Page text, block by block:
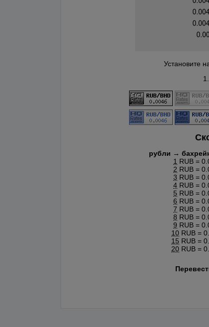
Установите
рубли →
1 RUB =
2 RUB =
3 RUB =
4 RUB =
5 RUB =
6 RUB =
7 RUB =
8 RUB =
9 RUB =
10 RUB =
15 RUB =
20 RUB =